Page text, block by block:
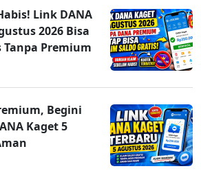
Link DANA
2026 Bisa
Tanpa Premium
Begini
Kaget 5